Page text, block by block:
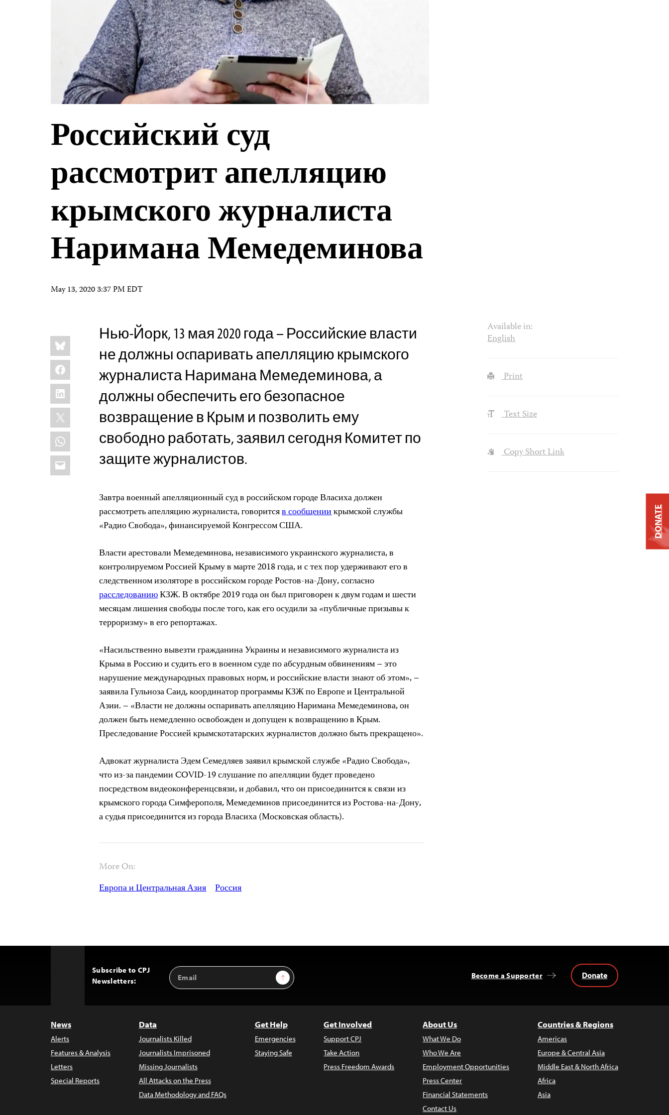
Российский суд
рассмотрит апелляцию
крымского журналиста
Наримана Мемедеминова
May 13, 2020 3:37 PM EDT
Share
this:
Bluesky
Facebook
LinkedIn
X
WhatsApp
Email
Нью-Йорк, 13 мая 2020 года – Российские власти
не должны оcпаривать апелляцию крымского
журналиста Наримана Мемедеминова, а
должны обеспечить его безопасное
возвращение в Крым и позволить ему
свободно работать, заявил сегодня Комитет по
защите журналистов.
Завтра военный апелляционный суд в российском городе Власиха должен
рассмотреть апелляцию журналиста, говоритсяв сообщениикрымской службы
«Радио Свобода», финансируемой Конгрессом США.
Власти арестовали Мемедеминова, независимого украинского журналиста, в
контролируемом Россией Крыму в марте 2018 года, и с тех пор удерживают его в
следственном изоляторе в российском городе Ростов-на-Дону, согласно
расследованиюКЗЖ. В октябре 2019 года он был приговорен к двум годам и шести
месяцам лишения свободы после того, как его осудили за «публичные призывы к
терроризму» в его репортажах.
«Насильственно вывезти гражданина Украины и независимого журналиста из
Крыма в Россию и судить его в военном суде по абсурдным обвинениям – это
нарушение международных правовых норм, и российские власти знают об этом», –
заявила Гульноза Саид, координатор программы КЗЖ по Европе и Центральной
Азии. – «Власти не должны оспаривать апелляцию Наримана Мемедеминова, он
должен быть немедленно освобожден и допущен к возвращению в Крым.
Преследование Россией крымскотатарских журналистов должно быть прекращено».
Адвокат журналиста Эдем Семедляев заявил крымской службе «Радио Свобода»,
что из-за пандемии COVID-19 слушание по апелляции будет проведено
посредством видеоконференцсвязи, и добавил, что он присоединится к связи из
крымского города Симферополя, Мемедеминов присоединится из Ростова-на-Дону,
а судья присоединится из города Власиха (Московская область).
More On:
Европа и Центральная Азия Россия
Available in:
English
Print
Text Size
Copy Short Link
Subscribe to CPJ
Newsletters:
Email
Address
Sign Up Become a Supporter Donate
News
Alerts
Features & Analysis
Letters
Special Reports
Data
Journalists Killed
Journalists Imprisoned
Missing Journalists
All Attacks on the Press
Data Methodology and FAQs
Get Help
Emergencies
Staying Safe
Get Involved
Support CPJ
Take Action
Press Freedom Awards
About Us
What We Do
Who We Are
Employment Opportunities
Press Center
Financial Statements
Contact Us
Countries & Regions
Americas
Europe & Central Asia
Middle East & North Africa
Africa
Asia
DONATE